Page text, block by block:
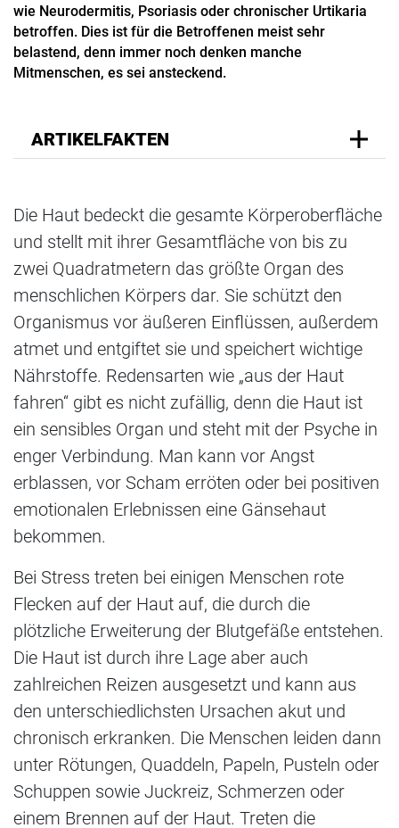
wie Neurodermitis, Psoriasis oder chronischer Urtikaria
betroffen. Dies ist für die Betroffenen meist sehr
belastend, denn immer noch denken manche
Mitmenschen, es sei ansteckend.
ARTIKELFAKTEN
Die Haut bedeckt die gesamte Körperoberfläche
und stellt mit ihrer Gesamtfläche von bis zu
zwei Quadratmetern das größte Organ des
menschlichen Körpers dar. Sie schützt den
Organismus vor äußeren Einflüssen, außerdem
atmet und entgiftet sie und speichert wichtige
Nährstoffe. Redensarten wie „aus der Haut
fahren“ gibt es nicht zufällig, denn die Haut ist
ein sensibles Organ und steht mit der Psyche in
enger Verbindung. Man kann vor Angst
erblassen, vor Scham erröten oder bei positiven
emotionalen Erlebnissen eine Gänsehaut
bekommen.
Bei Stress treten bei einigen Menschen rote
Flecken auf der Haut auf, die durch die
plötzliche Erweiterung der Blutgefäße entstehen.
Die Haut ist durch ihre Lage aber auch
zahlreichen Reizen ausgesetzt und kann aus
den unterschiedlichsten Ursachen akut und
chronisch erkranken. Die Menschen leiden dann
unter Rötungen, Quaddeln, Papeln, Pusteln oder
Schuppen sowie Juckreiz, Schmerzen oder
einem Brennen auf der Haut. Treten die